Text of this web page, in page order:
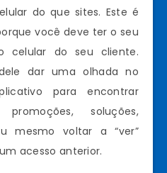
do que sites. Este é
você deve ter o seu
celular do seu cliente.
dar uma olhada no
para encontrar
promoções, soluções,
mesmo voltar a “ver”
acesso anterior.